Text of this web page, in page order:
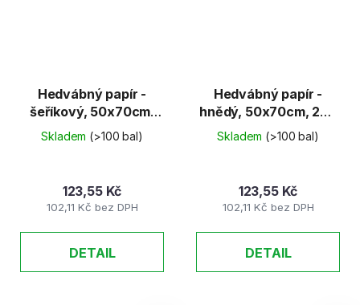
Hedvábný papír -
šeříkový, 50x70cm,
20g (26 listů)
Skladem (>100 bal)
102,11 Kč bez DPH
123,55 Kč
DETAIL
Hedvábný papír -
hnědý, 50x70cm, 20g
(26 listů)
Skladem (>100 bal)
102,11 Kč bez DPH
123,55 Kč
DETAIL